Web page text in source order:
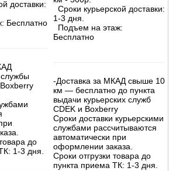
доставки:
Бесплатно
до
1-3 дня.
Сроки курьерской доставки:
1-3 дня.
Подъем на этаж:
Бесплатно
-Доставка за МКАД свыше 10
км — бесплатно до пункта
выдачи курьерских служб
CDEK и Boxberry
Сроки доставки курьерскими
службами рассчитываются
автоматически при
оформлении заказа.
Сроки отгрузки товара до
пункта приема ТК: 1-3 дня.